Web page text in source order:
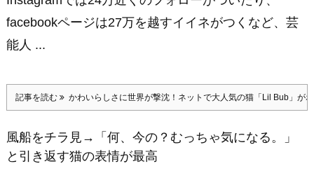
facebookページは27万を越すイイネがつくなど、芸
能人 ...
記事を読む かわいらしさに世界が撃沈！ネットで大人気の猫「Lil Bub」が
風船をチラ見→「何、今の？むっちゃ気になる。」
と引き返す猫の表情が最高